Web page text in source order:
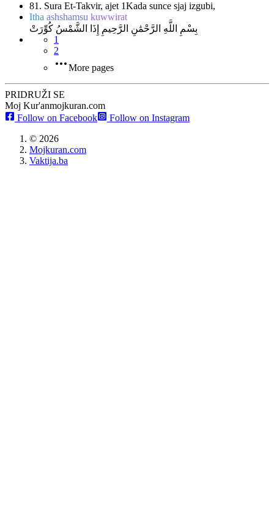
81. Sura Et-Takvir, ajet 1Kada sunce sjaj izgubi,
Itha ashshamsu kuwwirat
بِسْمِ اللَّهِ الرَّحْمَٰنِ الرَّحِيمِ إِذَا الشَّمْسُ كُوِّرَتْ
1
2
More pages
PRIDRUŽI SE
Moj Kur'anmojkuran.com
Follow on Facebook
Follow on Instagram
© 2026
Mojkuran.com
Vaktija.ba